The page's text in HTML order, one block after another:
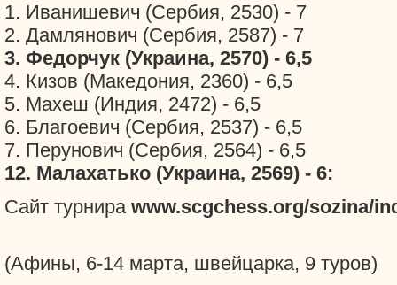
1. Иванишевич (Сербия, 2530) - 7
2. Дамлянович (Сербия, 2587) - 7
3. Федорчук (Украина, 2570) - 6,5
4. Кизов (Македония, 2360) - 6,5
5. Махеш (Индия, 2472) - 6,5
6. Благоевич (Сербия, 2537) - 6,5
7. Перунович (Сербия, 2564) - 6,5
12. Малахатько (Украина, 2569) - 6:
Сайт турнира www.scgchess.org/sozina/
(Афины, 6-14 марта, швейцарка, 9 туров)